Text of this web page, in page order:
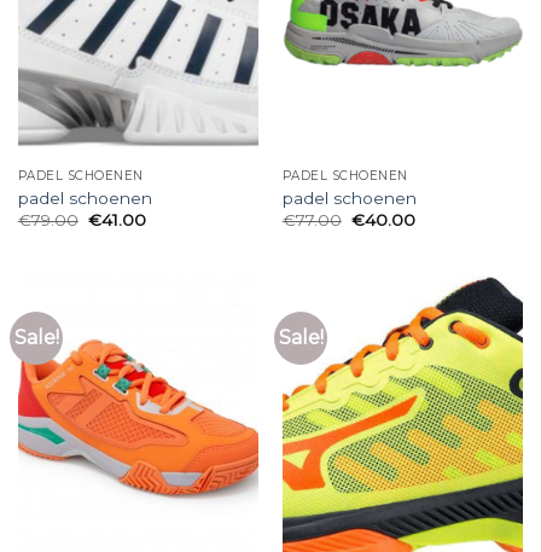
PADEL SCHOENEN
padel schoenen
€79.00 €41.00
PADEL SCHOENEN
padel schoenen
€77.00 €40.00
Sale! Sale!